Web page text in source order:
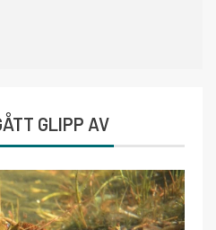
GLIPP AV